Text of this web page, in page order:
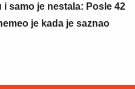
i samo je nestala: Posle 42
je kada je saznao